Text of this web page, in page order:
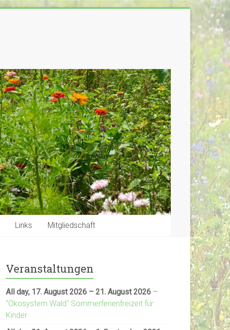
Links Mitgliedschaft
Veranstaltungen
All day, 17. August 2026 – 21. August 2026 –
"Ökosystem Wald" Sommerferienfreizeit für
Kinder